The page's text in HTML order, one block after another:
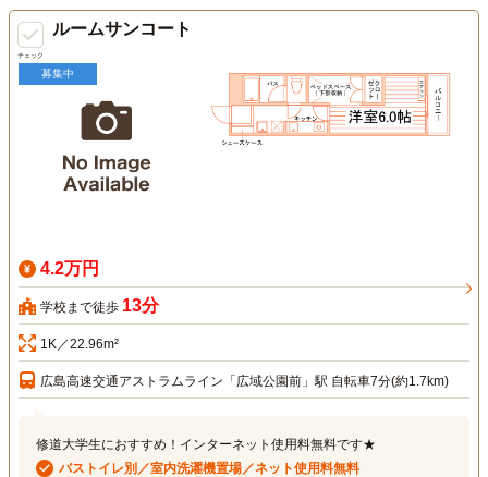
チェック
ルームサンコート
募集中
4.2万円
学校まで徒歩 13分
1K／22.96m²
広島高速交通アストラムライン「広域公園前」駅 自転車7分(約1.7km)
修道大学生におすすめ！インターネット使用料無料です★
バストイレ別／室内洗濯機置場／ネット使用料無料